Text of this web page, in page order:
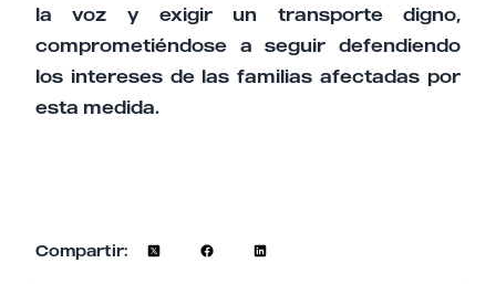
la voz y exigir un transporte digno,
comprometiéndose a seguir defendiendo
los intereses de las familias afectadas por
esta medida.
Compartir: